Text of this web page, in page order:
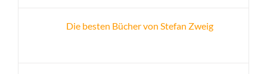
Die besten Bücher von Stefan Zweig